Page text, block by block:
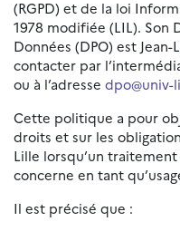
(RGPD) et de la loi
1978 modifiée (LIL). Son
Données (DPO) est
contacter par
ou à l’adresse dpo@univ-
Cette politique a pour
droits et sur les
Lille lorsqu’un
concerne en tant
Il est précisé que :